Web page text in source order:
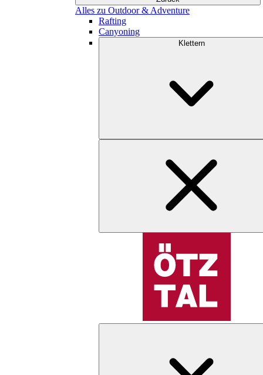
Alles zu Outdoor & Adventure
Rafting
Canyoning
Klettern